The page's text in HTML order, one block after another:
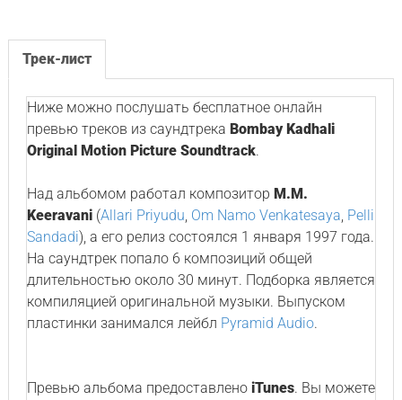
Трек-лист
Ниже можно послушать бесплатное онлайн
превью треков из саундтрека Bombay Kadhali
Original Motion Picture Soundtrack.
Над альбомом работал композитор M.M.
Keeravani(Allari Priyudu, Om Namo Venkatesaya, Pelli
Sandadi), а его релиз состоялся 1 января 1997 года.
На саундтрек попало 6 композиций общей
длительностью около 30 минут. Подборка является
компиляцией оригинальной музыки. Выпуском
пластинки занимался лейбл Pyramid Audio.
Превью альбома предоставлено iTunes. Вы можете